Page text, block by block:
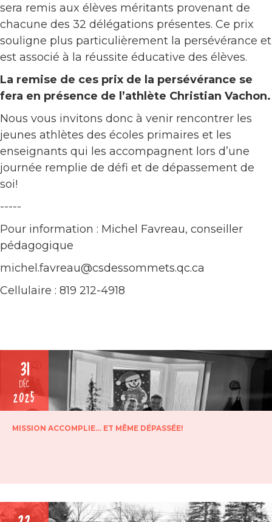
sera remis aux élèves méritants provenant de
chacune des 32 délégations présentes. Ce prix
souligne plus particulièrement la persévérance et
est associé à la réussite éducative des élèves.
La remise de ces prix de la persévérance se
fera en présence de l’athlète Christian Vachon.
Nous vous invitons donc à venir rencontrer les
jeunes athlètes des écoles primaires et les
enseignants qui les accompagnent lors d’une
journée remplie de défi et de dépassement de
soi!
-----
Pour information : Michel Favreau, conseiller
pédagogique
michel.favreau@csdessommets.qc.ca
Cellulaire : 819 212-4918
31
DÉC
2025
MISSION ACCOMPLIE… ET MÊME DÉPASSÉE!